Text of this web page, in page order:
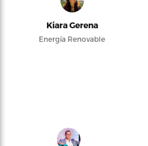
Kiara Gerena
Energía Renovable